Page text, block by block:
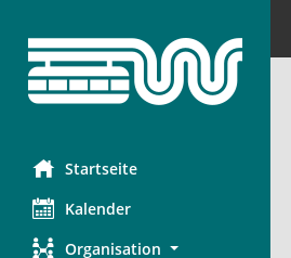
Startseite
Kalender
Organisation